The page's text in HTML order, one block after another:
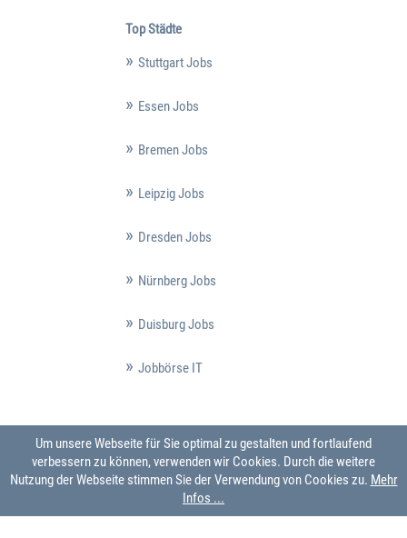
Top Städte
Stuttgart Jobs
Essen Jobs
Bremen Jobs
Leipzig Jobs
Dresden Jobs
Nürnberg Jobs
Duisburg Jobs
Jobbörse IT
Um unsere Webseite für Sie optimal zu gestalten und fortlaufend
verbessern zu können, verwenden wir Cookies. Durch die weitere
Nutzung der Webseite stimmen Sie der Verwendung von Cookies zu. Mehr
Infos ...